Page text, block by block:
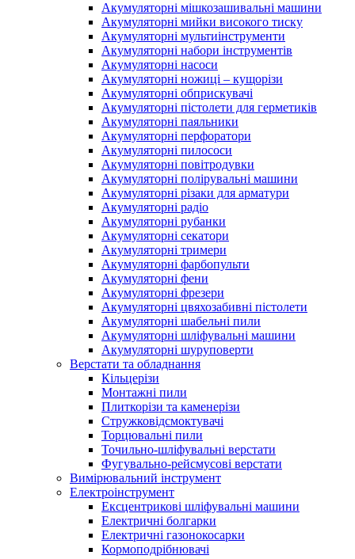
Акумуляторні мішкозашивальні машини
Акумуляторні мийки високого тиску
Акумуляторні мультиінструменти
Акумуляторні набори інструментів
Акумуляторні насоси
Акумуляторні ножиці – кущорізи
Акумуляторні обприскувачі
Акумуляторні пістолети для герметиків
Акумуляторні паяльники
Акумуляторні перфоратори
Акумуляторні пилососи
Акумуляторні повітродувки
Акумуляторні полірувальні машини
Акумуляторні різаки для арматури
Акумуляторні радіо
Акумуляторні рубанки
Акумуляторні секатори
Акумуляторні тримери
Акумуляторні фарбопульти
Акумуляторні фени
Акумуляторні фрезери
Акумуляторні цвяхозабивні пістолети
Акумуляторні шабельні пили
Акумуляторні шліфувальні машини
Акумуляторні шуруповерти
Верстати та обладнання
Кільцерізи
Монтажні пили
Плиткорізи та каменерізи
Стружковідсмоктувачі
Торцювальні пили
Точильно-шліфувальні верстати
Фугувально-рейсмусові верстати
Вимірювальний інструмент
Електроінструмент
Ексцентрикові шліфувальні машини
Електричні болгарки
Електричні газонокосарки
Кормоподрібнювачі